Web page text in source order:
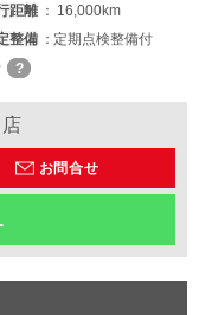
距離
16,000km
整備
定期点検整備付
お問合せ